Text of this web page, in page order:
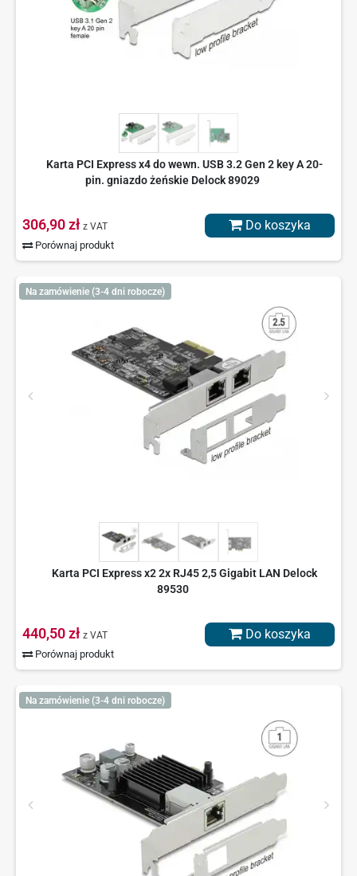
Karta PCI Express x4 do wewn. USB 3.2 Gen 2 key A 20-
pin. gniazdo żeńskie Delock 89029
306,90 zł z VAT
Porównaj produkt
Do koszyka
Na zamówienie (3-4 dni robocze)
Karta PCI Express x2 2x RJ45 2,5 Gigabit LAN Delock
89530
440,50 zł z VAT
Porównaj produkt
Do koszyka
Na zamówienie (3-4 dni robocze)